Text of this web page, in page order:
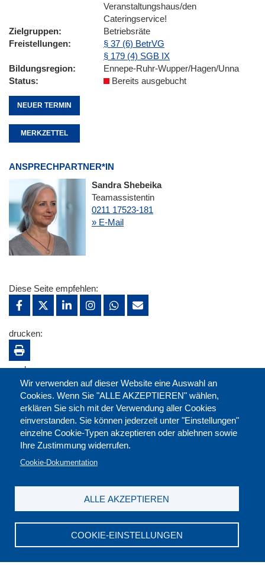
Veranstaltungshaus/den
Cateringservice!
Zielgruppen
Betriebsräte
Freistellungen
§ 37 (6) BetrVG
§ 179 (4) SGB IX
Bildungsregion
Ennepe-Ruhr-Wupper/Hagen/Unna
Status
Bereits ausgebucht
NEUER TERMIN
MERKZETTEL
ANSPRECHPARTNER*IN
Sandra Shebeika
Teamassistentin
0211 17523-181
» E-Mail
Wir verwenden auf dieser Website eine Auswahl an
Cookies. Wenn Sie "ALLE AKZEPTIEREN" wählen,
erklären Sie sich mit der Verwendung aller Cookies
einverstanden. Sie können jederzeit unter "Einstellungen"
einzelne Cookie-Typen akzeptieren oder ablehnen sowie
Ihre Zustimmung widerrufen.
Cookie-Dokumentation
COOKIE-EINSTELLUNGEN
ALLE AKZEPTIEREN
Diese Seite empfehlen:
drucken:
merken:
DGB-Bildungswerk NRW e.V. © 2026